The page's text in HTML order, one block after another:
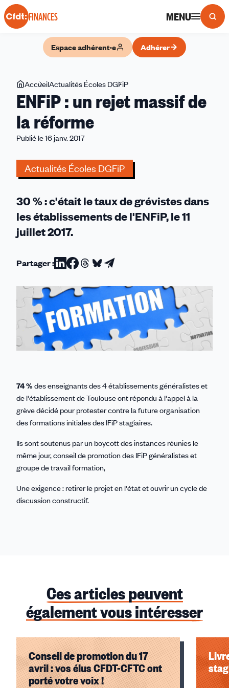
Panneau de gestion des cookies
FINANCES MENU
Espace adhérent·e Adhérer
Vous
êtes
ici
AccueilActualités Écoles DGFiP
:
la
réforme
ENFiP : un rejet massif de
la réforme
Publié le 16 janv. 2017
Actualités Écoles DGFiP
30 %: c'était le taux de grévistes dans
les établissements de l'ENFiP, le 11
juillet 2017.
Partager :Partager
sur
Linkedin
Partager
sur
Facebook
Partager
sur
Threads
Partager
sur
Bluesky
Partager
par
email
74 %des enseignants des 4 établissements généralistes et
de l'établissement de Toulouse ont répondu à l'appel à la
grève décidé pour protester contre la future organisation
des formations initiales des IFiP stagiaires.
Ils sont soutenus par un boycott des instances réunies le
même jour, conseil de promotion des IFiP généralistes et
groupe de travail formation,
Une exigence : retirer le projet en l'état et ouvrir un cycle de
discussion constructif.
Ces articles peuvent
également vous intéresser
Conseil de promotion du 17
avril : vos élus CFDT-CFTC ont
porté votre voix !